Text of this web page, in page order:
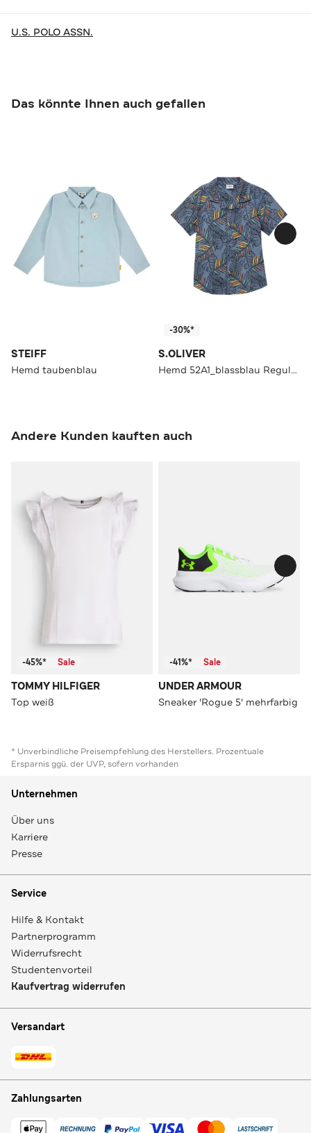
U.S. POLO ASSN.
Das könnte Ihnen auch gefallen
STEIFF
Hemd taubenblau
-30%*
S.OLIVER
Hemd 52A1_blassblau Regular Fit
Andere Kunden kauften auch
-45%* Sale
TOMMY HILFIGER
Top weiß
-41%* Sale
UNDER ARMOUR
Sneaker 'Rogue 5' mehrfarbig
* Unverbindliche Preisempfehlung des Herstellers. Prozentuale
Ersparnis ggü. der UVP, sofern vorhanden
Unternehmen
Über uns
Karriere
Presse
Service
Hilfe & Kontakt
Partnerprogramm
Widerrufsrecht
Studentenvorteil
Kaufvertrag widerrufen
Versandart
Zahlungsarten